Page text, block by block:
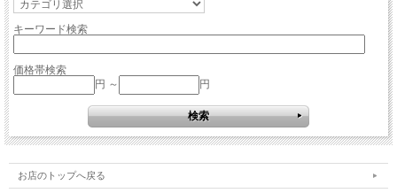
キーワード検索
価格帯検索
円 ～
円
お店のトップへ戻る